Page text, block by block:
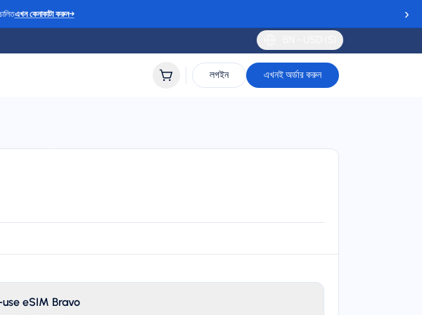
এখন কেনাকাটা করুন→ ›
লগইন এখনই অর্ডার করুন
eSIM
TDC, AS EMT, DNA, Telia, NOVA, Landsiminn, Three, Meteor, TIM,
eSIM Bravo